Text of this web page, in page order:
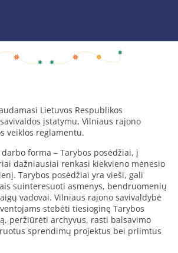
Lietuvos Respublikos
įstatymu, Vilniaus rajono
veiklos reglamentu.
forma – Tarybos posėdžiai, į
dažniausiai renkasi kiekvieno mėnesio
Tarybos posėdžiai yra vieši, gali
suinteresuoti asmenys, bendruomenių
vadovai. Vilniaus rajono savivaldybė
stebėti tiesioginę Tarybos
peržiūrėti archyvus, rasti balsavimo
sprendimų projektus bei priimtus